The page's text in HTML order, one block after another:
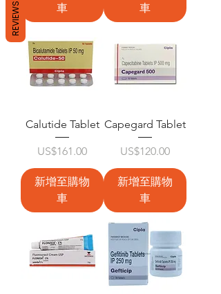
車
車
Calutide Tablet
價格
US$161.00
新增至購物
車
Capegard Tablet
價格
US$120.00
新增至購物
車
REVIEWS